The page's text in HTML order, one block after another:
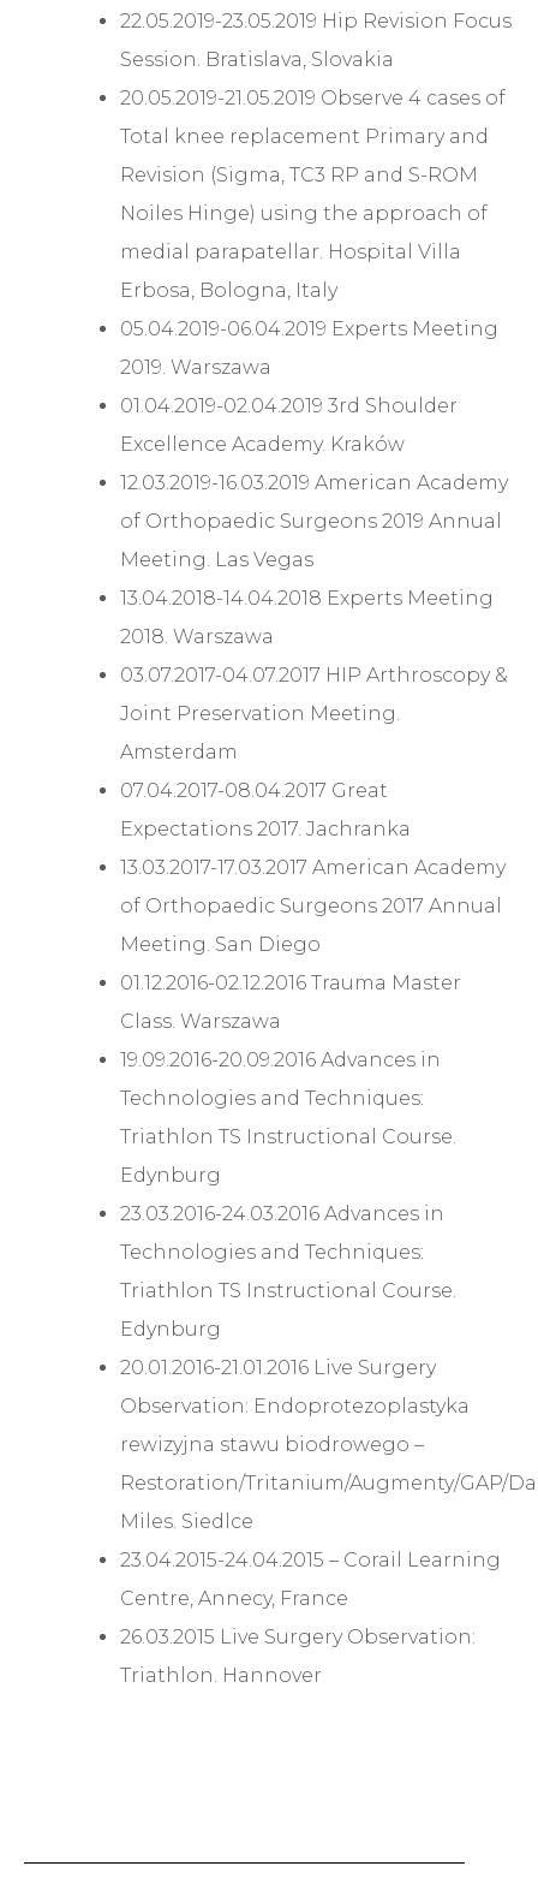
22.05.2019-23.05.2019 Hip Revision Focus
Session. Bratislava, Slovakia
20.05.2019-21.05.2019 Observe 4 cases of
Total knee replacement Primary and
Revision (Sigma, TC3 RP and S-ROM
Noiles Hinge) using the approach of
medial parapatellar. Hospital Villa
Erbosa, Bologna, Italy
05.04.2019-06.04.2019 Experts Meeting
2019. Warszawa
01.04.2019-02.04.2019 3rd Shoulder
Excellence Academy. Kraków
12.03.2019-16.03.2019 American Academy
of Orthopaedic Surgeons 2019 Annual
Meeting. Las Vegas
13.04.2018-14.04.2018 Experts Meeting
2018. Warszawa
03.07.2017-04.07.2017 HIP Arthroscopy &
Joint Preservation Meeting.
Amsterdam
07.04.2017-08.04.2017 Great
Expectations 2017. Jachranka
13.03.2017-17.03.2017 American Academy
of Orthopaedic Surgeons 2017 Annual
Meeting. San Diego
01.12.2016-02.12.2016 Trauma Master
Class. Warszawa
19.09.2016-20.09.2016 Advances in
Technologies and Techniques:
Triathlon TS Instructional Course.
Edynburg
23.03.2016-24.03.2016 Advances in
Technologies and Techniques:
Triathlon TS Instructional Course.
Edynburg
20.01.2016-21.01.2016 Live Surgery
Observation: Endoprotezoplastyka
rewizyjna stawu biodrowego –
Restoration/Tritanium/Augmenty/GAP/
Miles. Siedlce
23.04.2015-24.04.2015 – Corail Learning
Centre, Annecy, France
26.03.2015 Live Surgery Observation:
Triathlon. Hannover